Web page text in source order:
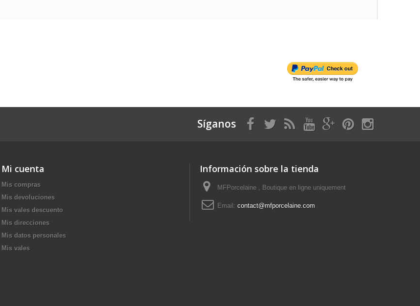
Síganos
Mi cuenta
Mis compras
Mis devoluciones
Mis vales descuento
Mis direcciones
Mis datos personales
Mis vales
Información sobre la tienda
MFPorcelaine , Boutique en ligne uniquement
Email: contact@mfporcelaine.com